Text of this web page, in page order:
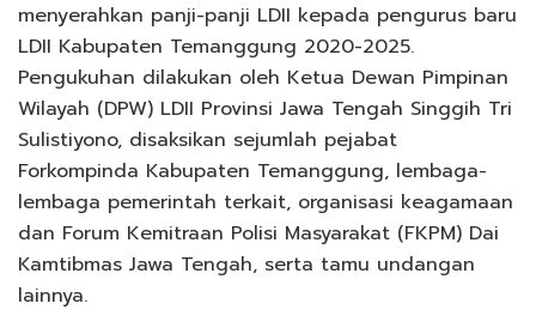
menyerahkan panji-panji LDII kepada pengurus baru
LDII Kabupaten Temanggung 2020-2025.
Pengukuhan dilakukan oleh Ketua Dewan Pimpinan
Wilayah (DPW) LDII Provinsi Jawa Tengah Singgih Tri
Sulistiyono, disaksikan sejumlah pejabat
Forkompinda Kabupaten Temanggung, lembaga-
lembaga pemerintah terkait, organisasi keagamaan
dan Forum Kemitraan Polisi Masyarakat (FKPM) Dai
Kamtibmas Jawa Tengah, serta tamu undangan
lainnya.